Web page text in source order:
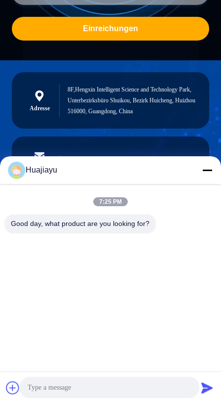
Erhalten Sie besten Preis
Einreichungen
Adresse
8F,Hengxin Intelligent Science and Technology Park,
Unterbezirksbüro Shuikou, Bezirk Huicheng, Huizhou
516000, Guangdong, China
E-Mail
Telefon
Huajiayu
7:25 PM
Good day, what product are you looking for?